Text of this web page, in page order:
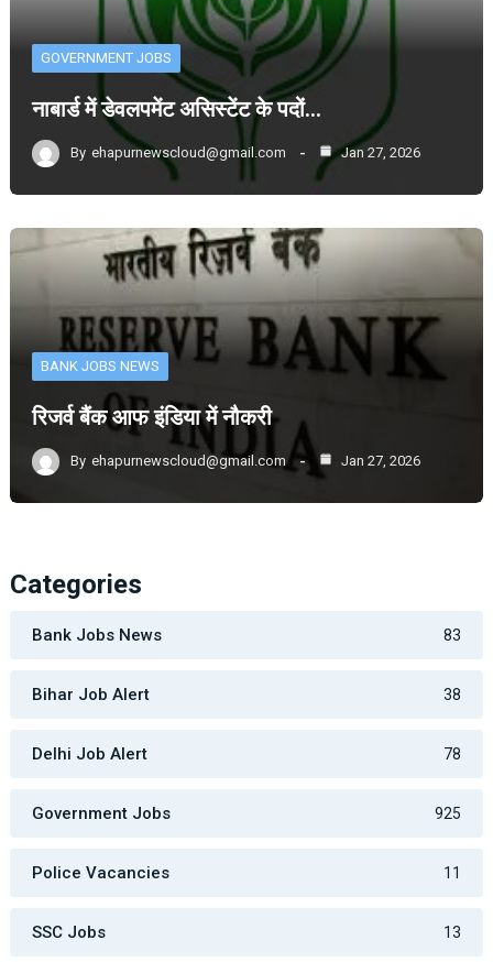
GOVERNMENT JOBS
नाबार्ड में डेवलपमेंट असिस्टेंट के पदों…
By ehapurnewscloud@gmail.com Jan 27, 2026
BANK JOBS NEWS
रिजर्व बैंक आफ इंडिया में नौकरी
By ehapurnewscloud@gmail.com Jan 27, 2026
Categories
Bank Jobs News 83
Bihar Job Alert 38
Delhi Job Alert 78
Government Jobs 925
Police Vacancies 11
SSC Jobs 13